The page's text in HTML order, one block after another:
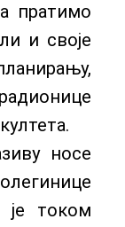
пратимо
и своје
носе
је током